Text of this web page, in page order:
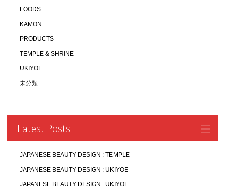
FOODS
KAMON
PRODUCTS
TEMPLE & SHRINE
UKIYOE
未分類
Latest Posts
JAPANESE BEAUTY DESIGN : TEMPLE
JAPANESE BEAUTY DESIGN : UKIYOE
JAPANESE BEAUTY DESIGN : UKIYOE